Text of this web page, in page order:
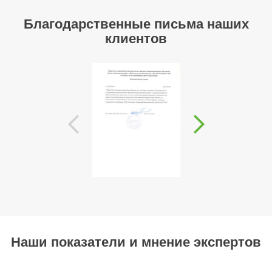
Благодарственные письма наших
клиентов
Наши показатели и мнение экспертов